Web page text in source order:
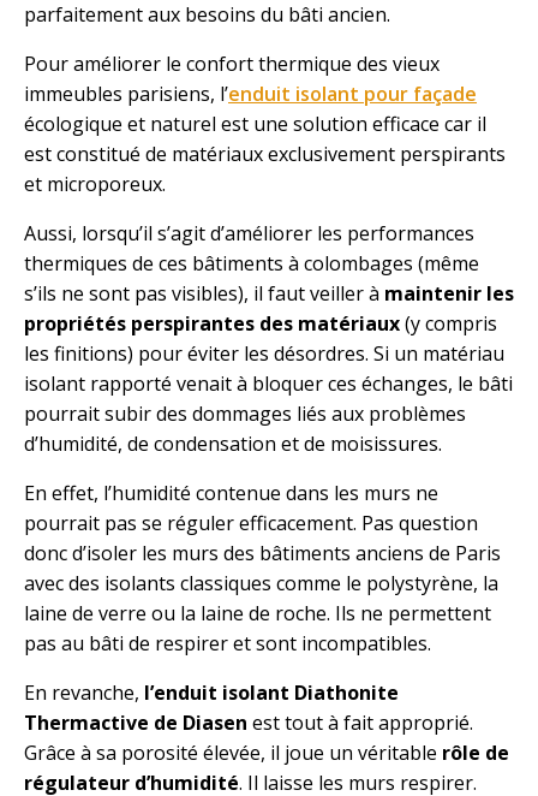
parfaitement aux besoins du bâti ancien.
Pour améliorer le confort thermique des vieux
immeubles parisiens, l’enduit isolant pour façade
écologique et naturel est une solution efficace car il
est constitué de matériaux exclusivement perspirants
et microporeux.
Aussi, lorsqu’il s’agit d’améliorer les performances
thermiques de ces bâtiments à colombages (même
s’ils ne sont pas visibles), il faut veiller à maintenir les
propriétés perspirantes des matériaux(y compris
les finitions) pour éviter les désordres. Si un matériau
isolant rapporté venait à bloquer ces échanges, le bâti
pourrait subir des dommages liés aux problèmes
d’humidité, de condensation et de moisissures.
En effet, l’humidité contenue dans les murs ne
pourrait pas se réguler efficacement. Pas question
donc d’isoler les murs des bâtiments anciens de Paris
avec des isolants classiques comme le polystyrène, la
laine de verre ou la laine de roche. Ils ne permettent
pas au bâti de respirer et sont incompatibles.
En revanche, l’enduit isolant Diathonite
Thermactive de Diasen est tout à fait approprié.
Grâce à sa porosité élevée, il joue un véritable rôle de
régulateur d’humidité. Il laisse les murs respirer.